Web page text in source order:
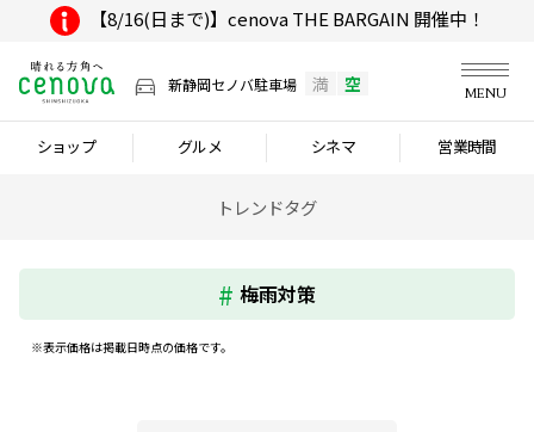
【8/16(日まで)】cenova THE BARGAIN 開催中！
新静岡セノバ駐車場 満 空 MENU
ショップ グルメ シネマ 営業時間
トレンドタグ
梅雨対策
※表示価格は掲載日時点の価格です。